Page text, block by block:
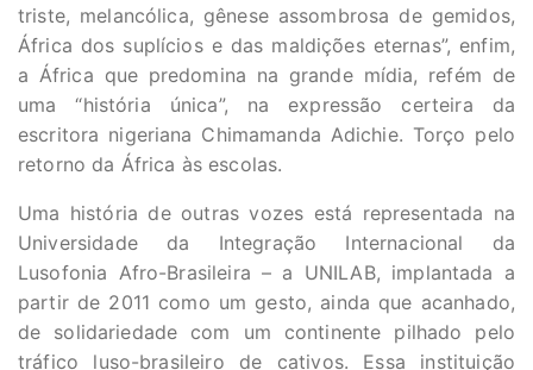
triste, melancólica, gênese assombrosa de gemidos,
África dos suplícios e das maldições eternas”, enfim,
a África que predomina na grande mídia, refém de
uma “história única”, na expressão certeira da
escritora nigeriana Chimamanda Adichie. Torço pelo
retorno da África às escolas.
Uma história de outras vozes está representada na
Universidade da Integração Internacional da
Lusofonia Afro-Brasileira – a UNILAB, implantada a
partir de 2011 como um gesto, ainda que acanhado,
de solidariedade com um continente pilhado pelo
tráfico luso-brasileiro de cativos. Essa instituição